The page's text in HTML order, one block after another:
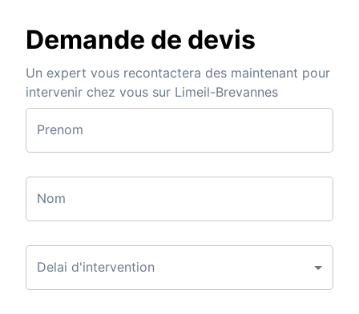
Demande de devis
Un expert vous recontactera des maintenant pour
intervenir chez vous sur Limeil-Brevannes
Prenom
Nom
Delai d'intervention